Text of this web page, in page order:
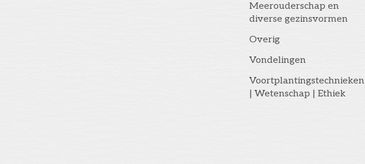
Meerouderschap en
diverse gezinsvormen
Overig
Vondelingen
Voortplantingstechnieken
| Wetenschap | Ethiek